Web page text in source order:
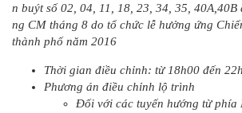
n buýt số 02, 04, 11, 18, 23, 34, 35,
ng CM tháng 8 do tổ chức lễ hưởng ứng
thành phố năm 2016
Thời gian điều chỉnh: từ 18h00 đến
Phương án điều chỉnh lộ trình
Đối với các tuyến hướng từ phía